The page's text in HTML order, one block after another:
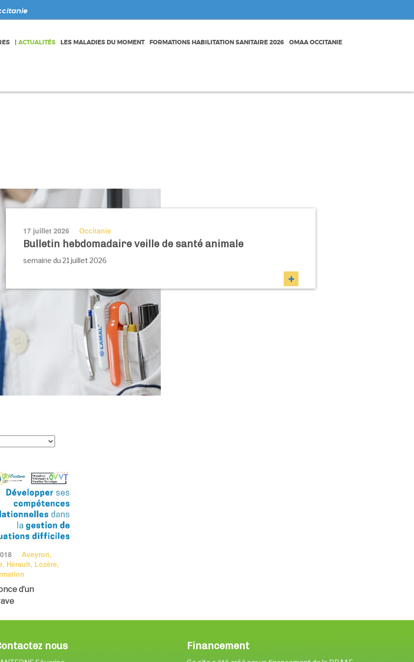
|ACTUALITÉS LES MALADIES DU MOMENT FORMATIONS HABILITATION SANITAIRE 2026 OMAA OCCITANIE
17 juillet 2026 Occitanie
Bulletin hebdomadaire veille de santé animale
semaine du 21 juillet 2026
Aveyron,
Hérault, Lozère,
d’un
nous Financement